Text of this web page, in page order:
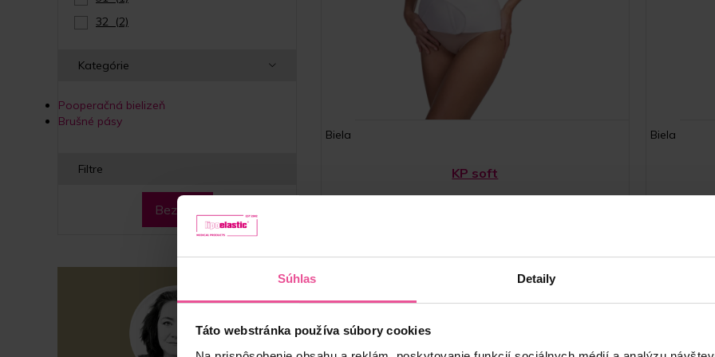
Súhlas Detaily
Táto webstránka používa súbory cookies
32
(2)
Kategórie
Pooperačná bielizeň
Brušné pásy
Filtre
Bez filtra
Biela
KP soft
pooperačnú kompresiu.
Skladom
Biela
Unisex